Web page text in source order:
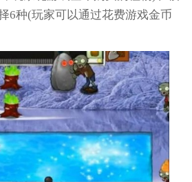
6种(玩家可以通过花费游戏金币